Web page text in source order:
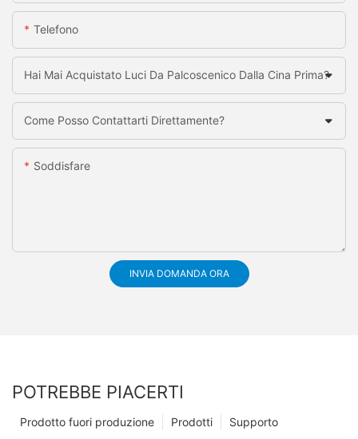
Telefono
Hai Mai Acquistato Luci Da Palcoscenico Dalla Cina Prima?
Come Posso Contattarti Direttamente?
Soddisfare
INVIA DOMANDA ORA
POTREBBE PIACERTI
Supporto
Prodotti
Prodotto fuori produzione